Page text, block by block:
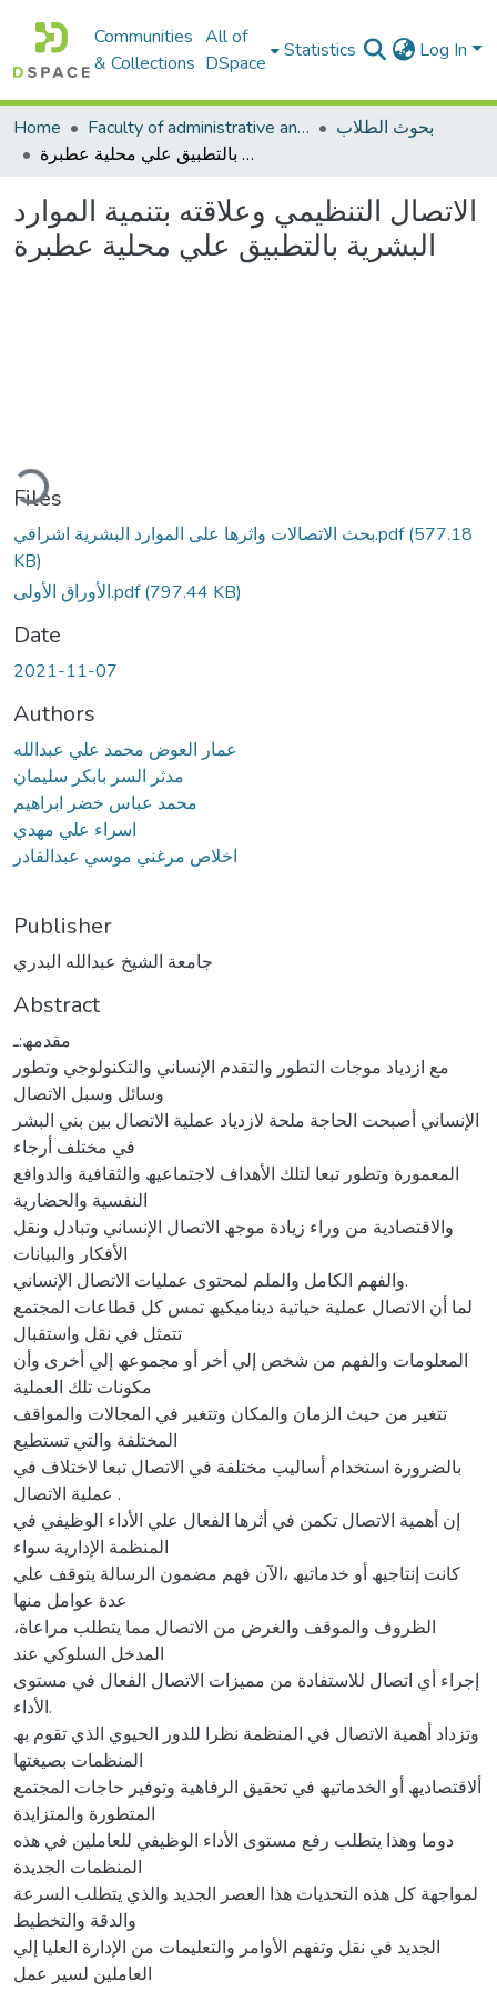
Communities
& Collections
All of
DSpace
Statistics Log In
Home Faculty of administrative and economic sciences كليةالعلوم الادارية والاقتصادية
بحوث الطلاب
الاتصال التنظيمي وعلاقته بتنمية الموارد البشرية بالتطبيق علي محلية عطبرة
الاتصال التنظيمي وعلاقته بتنمية الموارد
البشرية بالتطبيق علي محلية عطبرة
Files
بحث الاتصالات واثرها على الموارد البشرية اشرافي.pdf(577.18
KB)
الأوراق الأولى.pdf(797.44 KB)
Date
2021-11-07
Authors
عمار العوض محمد علي عبدالله
مدثر السر بابكر سليمان
محمد عباس خضر ابراهيم
اسراء علي مهدي
اخلاص مرغني موسي عبدالقادر
Publisher
جامعة الشيخ عبدالله البدري
Abstract
مقدمھ:ـ
مع ازدیاد موجات التطور والتقدم الإنساني والتكنولوجي وتطور
وسائل وسبل الاتصال
الإنساني أصبحت الحاجة ملحة لازدیاد عملیة الاتصال بین بني البشر
في مختلف أرجاء
المعمورة وتطور تبعا لتلك الأھداف لاجتماعیھ والثقافیة والدوافع
النفسیة والحضاریة
والاقتصادیة من وراء زیادة موجھ الاتصال الإنساني وتبادل ونقل
الأفكار والبیانات
والفھم الكامل والملم لمحتوى عملیات الاتصال الإنساني.
لما أن الاتصال عملیة حیاتیة دینامیكیھ تمس كل قطاعات المجتمع
تتمثل في نقل واستقبال
المعلومات والفھم من شخص إلي أخر أو مجموعھ إلي أخرى وأن
مكونات تلك العملیة
تتغیر من حیث الزمان والمكان وتتغیر في المجالات والمواقف
المختلفة والتي تستطیع
بالضرورة استخدام أسالیب مختلفة في الاتصال تبعا لاختلاف في
عملیة الاتصال .
إن أھمیة الاتصال تكمن في أثرھا الفعال علي الأداء الوظیفي في
المنظمة الإداریة سواء
كانت إنتاجیھ أو خدماتیھ ،الآن فھم مضمون الرسالة یتوقف علي
عدة عوامل منھا
،الظروف والموقف والغرض من الاتصال مما یتطلب مراعاة
المدخل السلوكي عند
إجراء أي اتصال للاستفادة من ممیزات الاتصال الفعال في مستوى
الأداء.
وتزداد أھمیة الاتصال في المنظمة نظرا للدور الحیوي الذي تقوم بھ
المنظمات بصیغتھا
ألاقتصادیھ أو الخدماتیھ في تحقیق الرفاھیة وتوفیر حاجات المجتمع
المتطورة والمتزایدة
دوما وھذا یتطلب رفع مستوى الأداء الوظیفي للعاملین في ھذه
المنظمات الجدیدة
لمواجھة كل ھذه التحدیات ھذا العصر الجدید والذي یتطلب السرعة
والدقة والتخطیط
الجدید في نقل وتفھم الأوامر والتعلیمات من الإدارة العلیا إلي
العاملین لسیر عمل